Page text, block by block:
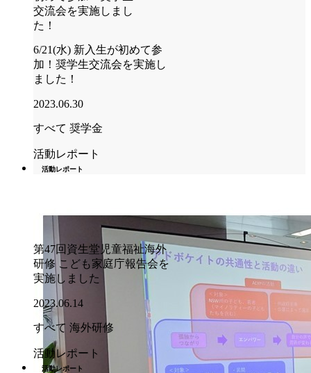
6/21(水) 新入生が初めて参
加！奨学生交流会を実施し
ました！
2023.06.30
すべて 奨学金
活動レポート
活動レポート
第47回資生堂児童福祉海外
研修 こども家庭庁報告会を
実施しました
2023.06.14
すべて 海外研修
活動レポート
活動レポート